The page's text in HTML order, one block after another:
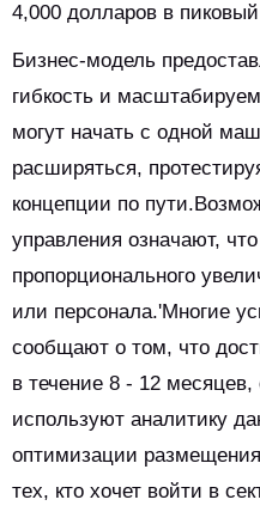
4,000 долларов в
Бизнес-модель
гибкость и
могут начать с одной
расширяться,
концепции по
управления означают,
пропорционального
или персонала.'Многие
сообщают о том, что
в течение 8 - 12 месяцев,
используют аналитику
оптимизации
тех, кто хочет войти в